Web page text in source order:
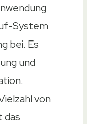
System
bei. Es
und
von
das